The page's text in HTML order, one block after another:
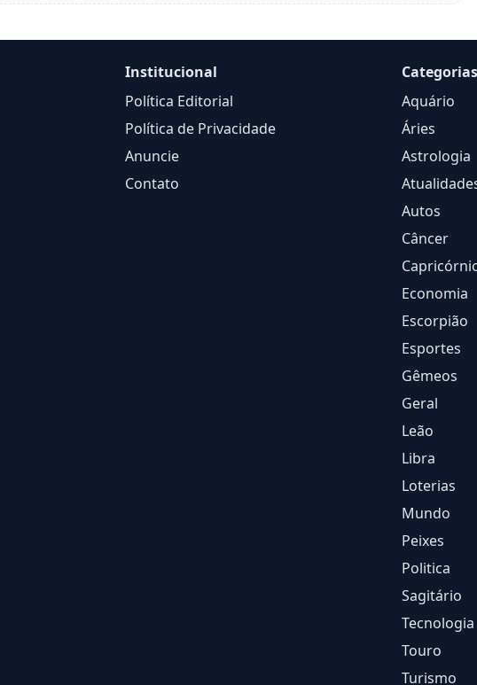
Institucional
Política Editorial
Política de Privacidade
Anuncie
Contato
Categorias
Aquário
Áries
Astrologia
Autos
Câncer
Economia
Escorpião
Esportes
Gêmeos
Geral
Leão
Libra
Loterias
Mundo
Peixes
Politica
Sagitário
Tecnologia
Touro
Turismo